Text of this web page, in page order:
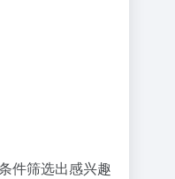
件筛选出感兴趣